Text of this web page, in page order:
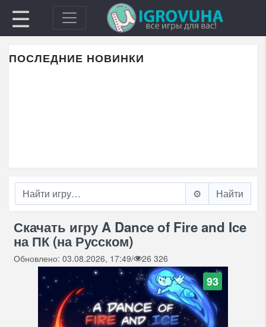
☰
ПОСЛЕДНИЕ НОВИНКИ
⚙️
Скачать игру A Dance of Fire and Ice
на ПК (на Русском)
Обновлено: 03.08.2026, 17:49/ 26 326
93